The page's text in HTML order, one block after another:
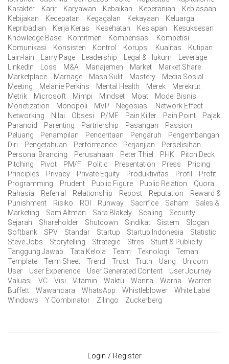
Karakter
Karir Karyawan Kebaikan Keberanian
Kebiasaan
Kebijakan
Kecepatan Kegagalan Kekayaan
Keluarga
Kepribadian
Kerja Keras Kesehatan Kesiapan
Kesuksesan
Knowledge Base
Komitmen Kompensasi
Kompetisi
Komunikasi
Konsisten Kontrol Korupsi Kualitas
Kutipan
Lain-lain
Larry Page Leadership Legal & Hukum
Leverage
LinkedIn
Loss M&A Manajemen Market
Market Share
Marketplace
Marriage Masa Sulit Mastery
Media Sosial
Meeting
Melanie Perkins Mental Health Merek
Merekrut
Metrik
Microsoft Mimpi Mindset Moat
Model Bisnis
Monetization
Monopoli MVP Negosiasi
Network Effect
Networking
Nilai Obsesi P/MF Pain Killer Pain Point
Pajak
Paranoid
Parenting Partnership Pasangan
Passion
Peluang
Penampilan Penderitaan Pengaruh
Pengembangan
Diri
Pengetahuan Performance Perjanjian
Perselisihan
Personal Branding
Perusahaan Peter Thiel PHK
Pitch Deck
Pitching
Pivot PM/F Politic Presentation Press
Pricing
Principles
Privacy Private Equity Produktivitas Profil
Profit
Programming
Prudent Public Figure Public Relation
Quora
Rahasia
Referral Relationship Repost Reputation
Reward &
Punishment
Risiko ROI Runway Sacrifice Saham
Sales &
Marketing
Sam Altman Sara Blakely Scaling
Security
Sejarah
Shareholder Shutdown Sindikat Sistem
Slogan
Softbank
SPV Standar Startup Startup Indonesia
Statistic
Steve Jobs
Storytelling Strategic Stres
Stunt & Publicity
Tanggung Jawab
Tata Kelola Team Teknologi
Teman
Template
Term Sheet Trend Trust Truth Uang
Unicorn
User
User Experience User Generated Content
User Journey
Valuasi
VC Visi Vitamin Waktu Wanita Warna
Warren
Buffett
Wawancara WhatsApp Whistleblower
White Label
Windows
Y Combinator Zilingo Zuckerberg
Login / Register